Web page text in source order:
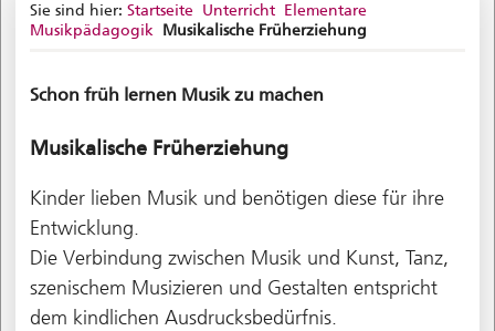
Sie sind hier: Startseite Unterricht Elementare
Musikpädagogik Musikalische Früherziehung
Schon früh lernen Musik zu machen
Musikalische Früherziehung
Kinder lieben Musik und benötigen diese für ihre
Entwicklung.
Die Verbindung zwischen Musik und Kunst, Tanz,
szenischem Musizieren und Gestalten entspricht
dem kindlichen Ausdrucksbedürfnis.